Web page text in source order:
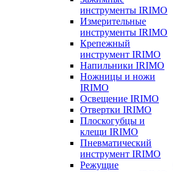
инструменты IRIMO
Измерительные
инструменты IRIMO
Крепежный
инструмент IRIMO
Напильники IRIMO
Ножницы и ножи
IRIMO
Освещение IRIMO
Отвертки IRIMO
Плоскогубцы и
клещи IRIMO
Пневматический
инструмент IRIMO
Режущие